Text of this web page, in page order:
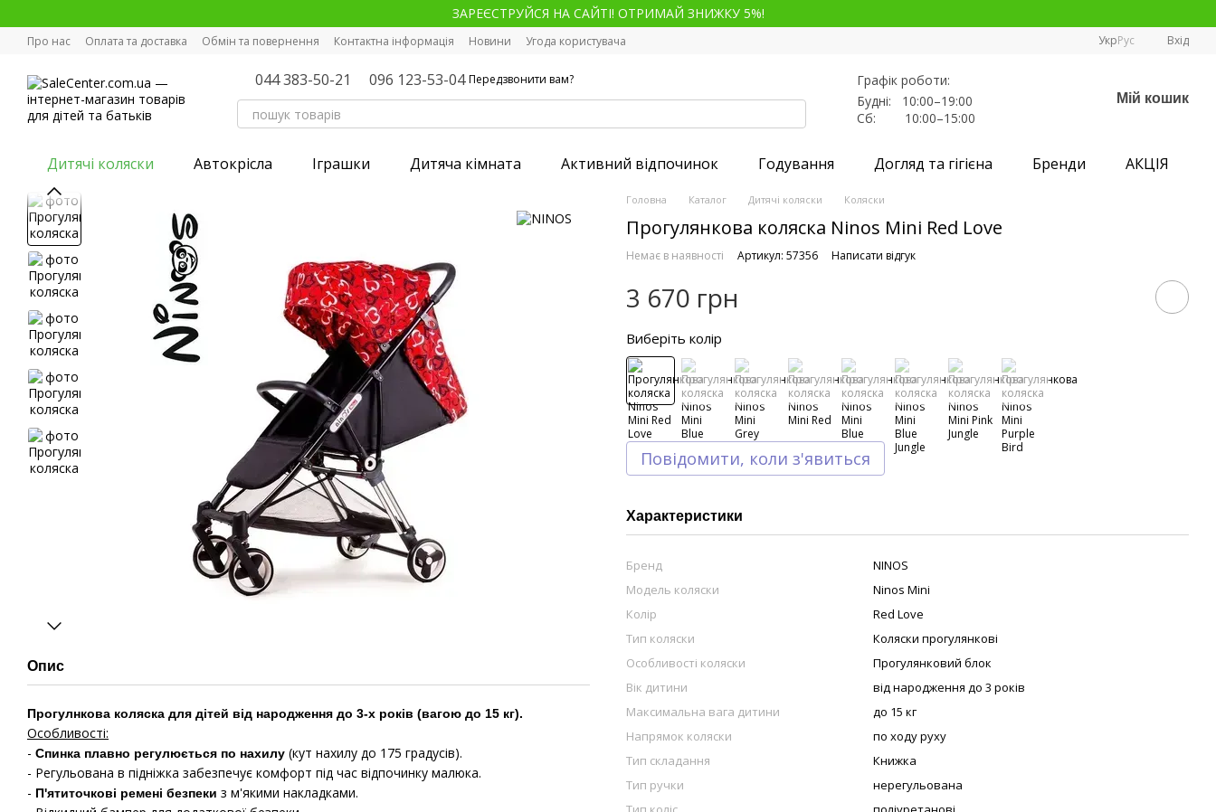
ЗАРЕЄСТРУЙСЯ НА САЙТІ! ОТРИМАЙ ЗНИЖКУ 5%!
Про нас Оплата та доставка Обмін та повернення Контактна інформація Новини Угода користувача УкрРус Вхід
044 383-50-21 096 123-53-04 Передзвонити вам?
Графік роботи:
Будні: 10:00–19:00
Сб: 10:00–15:00
Мій кошик
Дитячі коляски Автокрісла Іграшки Дитяча кімната Активний відпочинок Годування Догляд та гігієна Бренди АКЦІЯ
Опис
Прогулнкова коляска для дітей від народження до 3-х років (вагою до 15 кг).
Особливості:
- Спинка плавно регулюється по нахилу (кут нахилу до 175 градусів).
- Регульована в підніжка забезпечує комфорт під час відпочинку малюка.
- П'ятиточкові ремені безпеки з м'якими накладками.
Головна Каталог Дитячі коляски Коляски
Прогулянкова коляска Ninos Mini Red Love
Немає в наявності Артикул: 57356 Написати відгук
3 670 грн
Виберіть колір
Повідомити, коли з'явиться
Характеристики
Бренд
NINOS
Модель коляски
Ninos Mini
Колір
Red Love
Тип коляски
Коляски прогулянкові
Особливості коляски
Прогулянковий блок
Вік дитини
від народження до 3 років
Максимальна вага дитини
до 15 кг
Напрямок коляски
по ходу руху
Тип складання
Книжка
Тип ручки
нерегульована